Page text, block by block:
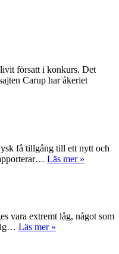
försatt i konkurs. Det
Carup har åkeriet
få tillgång till ett nytt och
Läs mer »
vara extremt låg, något som
Läs mer »